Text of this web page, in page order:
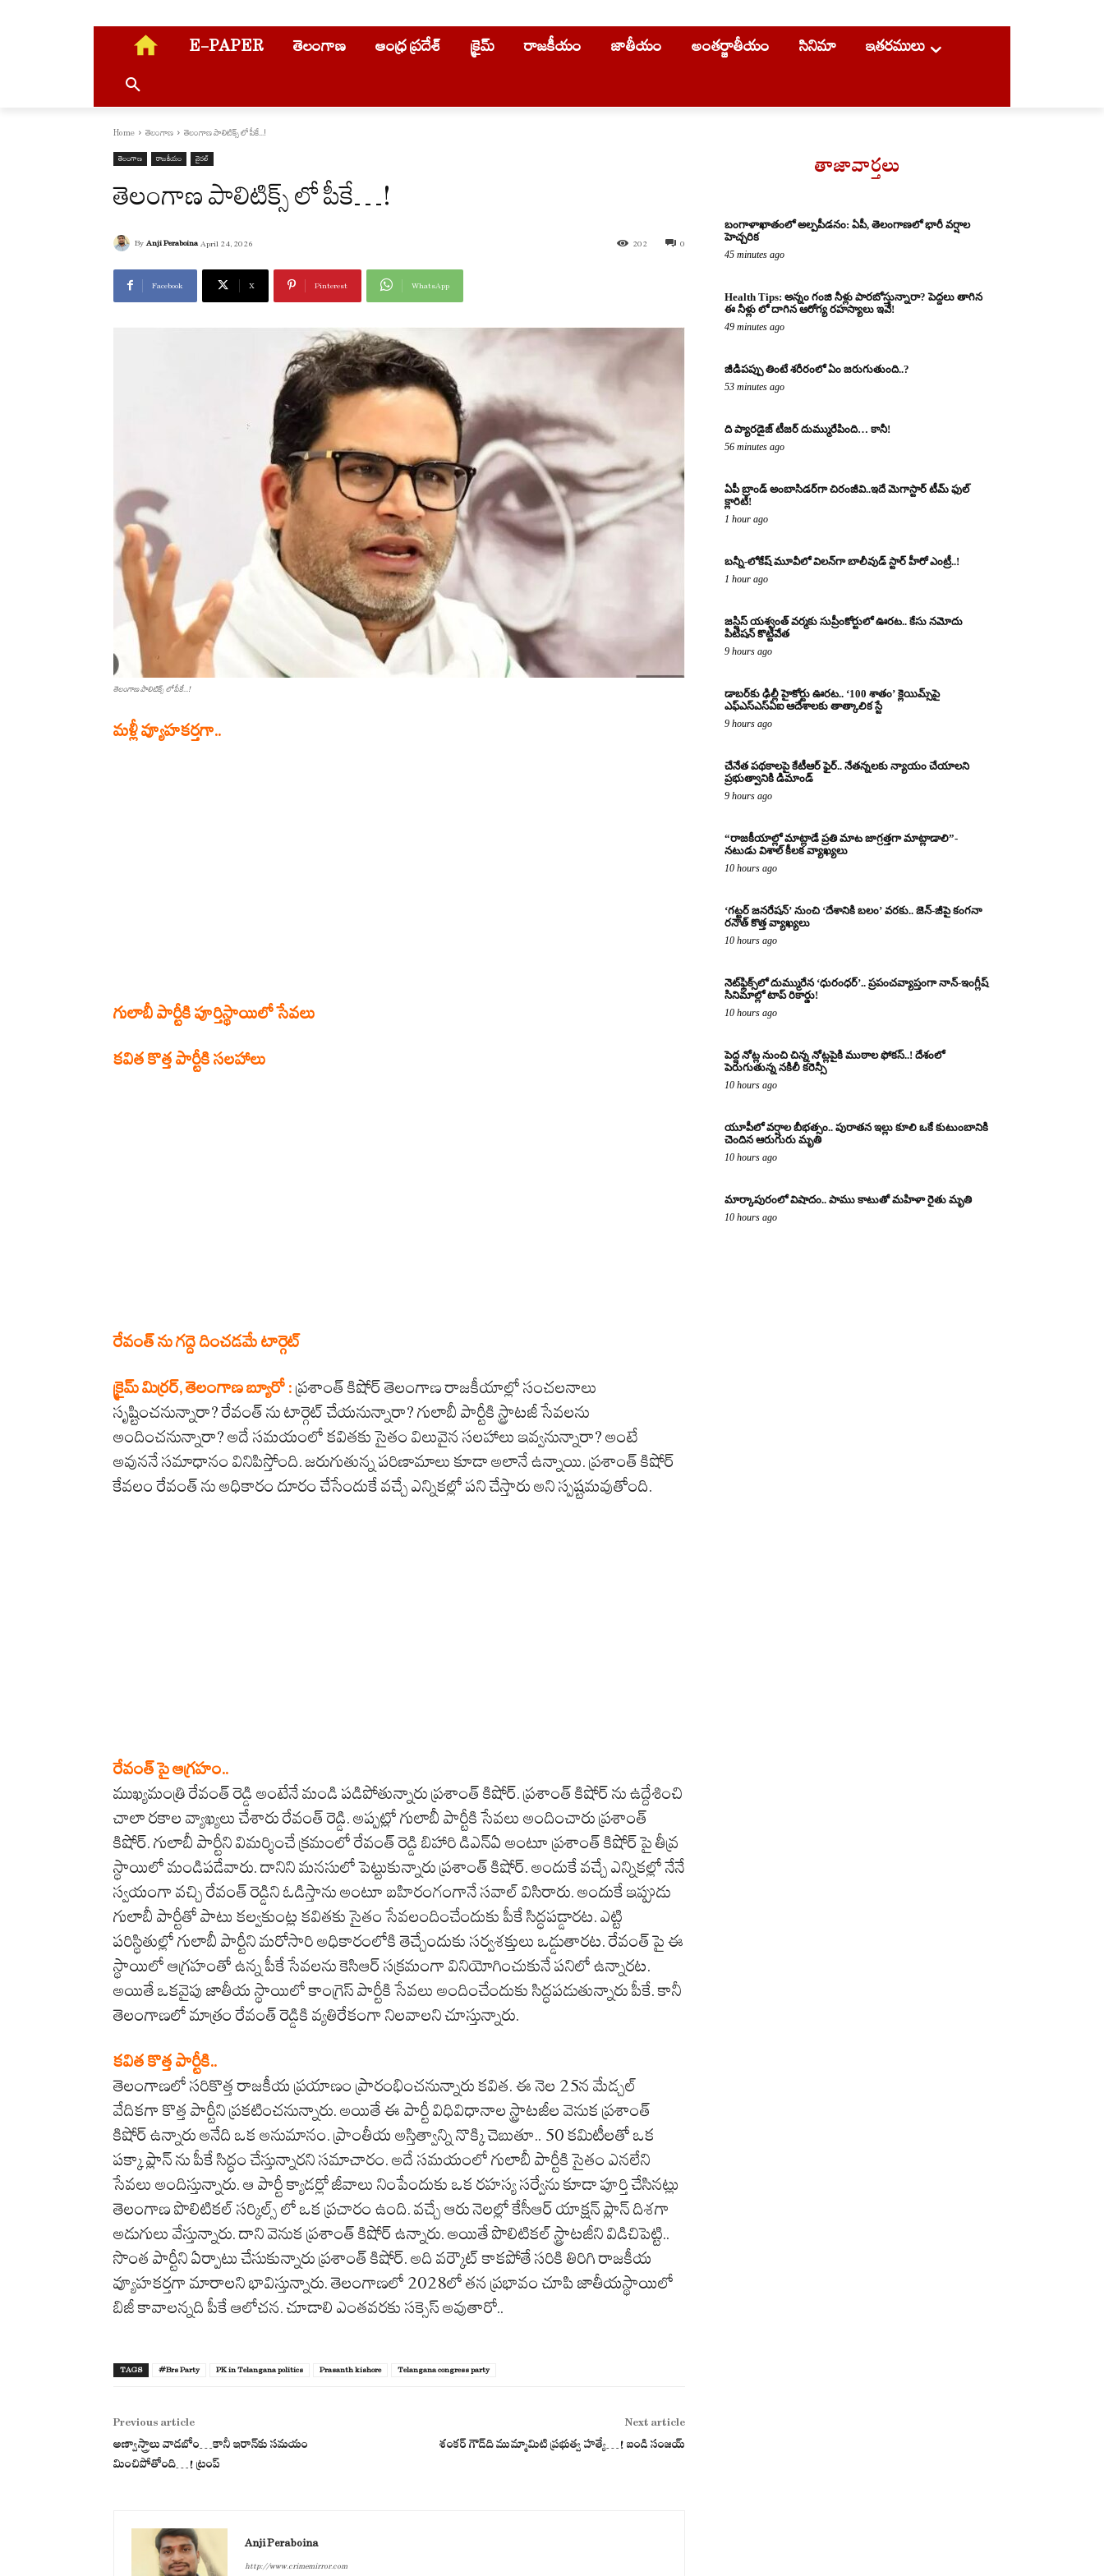
E-PAPER తెలంగాణ ఆంధ్ర ప్రదేశ్ క్రైమ్ రాజకీయం జాతీయం అంతర్జాతీయం సినిమా ఇతరములు
Home తెలంగాణ తెలంగాణ పాలిటిక్స్ లో పీకే...!
తెలంగాణ రాజకీయం వైరల్
తెలంగాణ పాలిటిక్స్ లో పీకే…!
By Anji Peraboina April 24, 2026 0
202
Facebook X Pinterest WhatsApp
తెలంగాణ పాలిటిక్స్ లో పీకే...!
మళ్లీ వ్యూహకర్తగా..
గులాబీ పార్టీకి పూర్తిస్థాయిలో సేవలు
కవిత కొత్త పార్టీకి సలహాలు
రేవంత్ ను గద్దె దించడమే టార్గెట్
క్రైమ్ మిర్రర్, తెలంగాణ బ్యూరో : ప్రశాంత్ కిషోర్ తెలంగాణ రాజకీయాల్లో సంచలనాలు
సృష్టించనున్నారా? రేవంత్ ను టార్గెట్ చేయనున్నారా? గులాబీ పార్టీకి స్ట్రాటజీ సేవలను
అందించనున్నారా? అదే సమయంలో కవితకు సైతం విలువైన సలహాలు ఇవ్వనున్నారా? అంటే
అవుననే సమాధానం వినిపిస్తోంది. జరుగుతున్న పరిణామాలు కూడా అలానే ఉన్నాయి. ప్రశాంత్ కిషోర్
కేవలం రేవంత్ ను అధికారం దూరం చేసేందుకే వచ్చే ఎన్నికల్లో పని చేస్తారు అని స్పష్టమవుతోంది.
రేవంత్ పై ఆగ్రహం..
ముఖ్యమంత్రి రేవంత్ రెడ్డి అంటేనే మండి పడిపోతున్నారు ప్రశాంత్ కిషోర్. ప్రశాంత్ కిషోర్ ను ఉద్దేశించి
చాలా రకాల వ్యాఖ్యలు చేశారు రేవంత్ రెడ్డి. అప్పట్లో గులాబీ పార్టీకి సేవలు అందించారు ప్రశాంత్
కిషోర్. గులాబీ పార్టీని విమర్శించే క్రమంలో రేవంత్ రెడ్డి బిహారి డిఎన్ఏ అంటూ ప్రశాంత్ కిషోర్ పై తీవ్ర
స్థాయిలో మండిపడేవారు. దానిని మనసులో పెట్టుకున్నారు ప్రశాంత్ కిషోర్. అందుకే వచ్చే ఎన్నికల్లో నేనే
స్వయంగా వచ్చి రేవంత్ రెడ్డిని ఓడిస్తాను అంటూ బహిరంగంగానే సవాల్ విసిరారు. అందుకే ఇప్పుడు
గులాబీ పార్టీతో పాటు కల్వకుంట్ల కవితకు సైతం సేవలందించేందుకు పీకే సిద్ధపడ్డారట. ఎట్టి
పరిస్థితుల్లో గులాబీ పార్టీని మరోసారి అధికారంలోకి తెచ్చేందుకు సర్వశక్తులు ఒడ్డుతారట. రేవంత్ పై ఈ
స్థాయిలో ఆగ్రహంతో ఉన్న పీకే సేవలను కెసిఆర్ సక్రమంగా వినియోగించుకునే పనిలో ఉన్నారట.
అయితే ఒకవైపు జాతీయ స్థాయిలో కాంగ్రెస్ పార్టీకి సేవలు అందించేందుకు సిద్ధపడుతున్నారు పీకే. కానీ
తెలంగాణలో మాత్రం రేవంత్ రెడ్డికి వ్యతిరేకంగా నిలవాలని చూస్తున్నారు.
కవిత కొత్త పార్టీకి..
తెలంగాణలో సరికొత్త రాజకీయ ప్రయాణం ప్రారంభించనున్నారు కవిత. ఈ నెల 25న మేడ్చల్
వేదికగా కొత్త పార్టీని ప్రకటించనున్నారు. అయితే ఈ పార్టీ విధివిధానాల స్ట్రాటజీల వెనుక ప్రశాంత్
కిషోర్ ఉన్నారు అనేది ఒక అనుమానం. ప్రాంతీయ అస్తిత్వాన్ని నొక్కి చెబుతూ.. 50 కమిటీలతో ఒక
పక్కా ప్లాన్ ను పీకే సిద్ధం చేస్తున్నారని సమాచారం. అదే సమయంలో గులాబీ పార్టీకి సైతం ఎనలేని
సేవలు అందిస్తున్నారు. ఆ పార్టీ క్యాడర్లో జీవాలు నింపేందుకు ఒక రహస్య సర్వేను కూడా పూర్తి చేసినట్లు
తెలంగాణ పొలిటికల్ సర్కిల్స్ లో ఒక ప్రచారం ఉంది. వచ్చే ఆరు నెలల్లో కేసీఆర్ యాక్షన్ ప్లాన్ దిశగా
అడుగులు వేస్తున్నారు. దాని వెనుక ప్రశాంత్ కిషోర్ ఉన్నారు. అయితే పొలిటికల్ స్ట్రాటజీని విడిచిపెట్టి..
సొంత పార్టీని ఏర్పాటు చేసుకున్నారు ప్రశాంత్ కిషోర్. అది వర్కౌట్ కాకపోతే సరికి తిరిగి రాజకీయ
వ్యూహకర్తగా మారాలని భావిస్తున్నారు. తెలంగాణలో 2028లో తన ప్రభావం చూపి జాతీయస్థాయిలో
బిజీ కావాలన్నది పీకే ఆలోచన. చూడాలి ఎంతవరకు సక్సెస్ అవుతారో..
TAGS #Brs Party PK in Telangana politics Prasanth kishore Telangana congress party
Previous article
అణ్వాస్త్రాలు వాడ‌బోం…కానీ ఇరాన్‌కు స‌మ‌యం
మించిపోతోంది…! ట్రంప్‌
Next article
శంక‌ర్ గౌడ్‌ది ముమ్మామిటి ప్ర‌భుత్వ హ‌త్యే…! బండి సంజ‌య్‌
Anji Peraboina
http://www.crimemirror.com
తాజావార్తలు
బంగాళాఖాతంలో అల్పపీడనం: ఏపీ, తెలంగాణలో భారీ వర్షాల
హెచ్చరిక
45 minutes ago
Health Tips: అన్నం గంజి నీళ్లు పారబోస్తున్నారా? పెద్దలు తాగిన
ఈ నీళ్లు లో దాగిన ఆరోగ్య రహస్యాలు ఇవే!
49 minutes ago
జీడిపప్పు తింటే శరీరంలో ఏం జరుగుతుంది..?
53 minutes ago
ది ప్యారడైజ్ టీజర్ దుమ్మురేపింది… కానీ!
56 minutes ago
ఏపీ బ్రాండ్ అంబాసిడర్‌గా చిరంజీవి..ఇదే మెగాస్టార్ టీమ్ ఫుల్
క్లారిటీ!
1 hour ago
బన్నీ-లోకేష్ మూవీలో విలన్‌గా బాలీవుడ్ స్టార్ హీరో ఎంట్రీ..!
1 hour ago
జస్టిస్ యశ్వంత్ వర్మకు సుప్రీంకోర్టులో ఊరట.. కేసు నమోదు
పిటిషన్ కొట్టివేత
9 hours ago
డాబర్‌కు ఢిల్లీ హైకోర్టు ఊరట.. ‘100 శాతం’ క్లెయిమ్స్‌పై
ఎఫ్‌ఎస్‌ఎస్‌ఏఐ ఆదేశాలకు తాత్కాలిక స్టే
9 hours ago
చేనేత పథకాలపై కేటీఆర్ ఫైర్.. నేతన్నలకు న్యాయం చేయాలని
ప్రభుత్వానికి డిమాండ్
9 hours ago
“రాజకీయాల్లో మాట్లాడే ప్రతి మాట జాగ్రత్తగా మాట్లాడాలి”-
నటుడు విశాల్ కీలక వ్యాఖ్యలు
10 hours ago
‘గట్టర్ జనరేషన్’ నుంచి ‘దేశానికి బలం’ వరకు.. జెన్-జీపై కంగనా
రనౌత్ కొత్త వ్యాఖ్యలు
10 hours ago
నెట్‌ఫ్లిక్స్‌లో దుమ్మురేన ‘ధురంధర్’.. ప్రపంచవ్యాప్తంగా నాన్-ఇంగ్లీష్
సినిమాల్లో టాప్ రికార్డు!
10 hours ago
పెద్ద నోట్ల నుంచి చిన్న నోట్లపైకి ముఠాల ఫోకస్..! దేశంలో
పెరుగుతున్న నకిలీ కరెన్సీ
10 hours ago
యూపీలో వర్షాల బీభత్సం.. పురాతన ఇల్లు కూలి ఒకే కుటుంబానికి
చెందిన ఆరుగురు మృతి
10 hours ago
మార్కాపురంలో విషాదం.. పాము కాటుతో మహిళా రైతు మృతి
10 hours ago